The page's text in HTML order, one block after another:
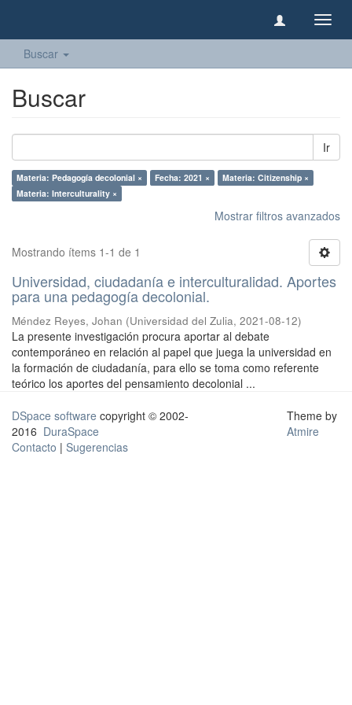
Buscar
Buscar
Ir
Materia: Pedagogía decolonial × Fecha: 2021 ×
Materia: Citizenship ×
Materia: Interculturality ×
Mostrar filtros avanzados
Mostrando ítems 1-1 de 1
Universidad, ciudadanía e interculturalidad. Aportes
para una pedagogía decolonial.
Méndez Reyes, Johan (Universidad del Zulia, 2021-08-12)
La presente investigación procura aportar al debate
contemporáneo en relación al papel que juega la universidad en
la formación de ciudadanía, para ello se toma como referente
teórico los aportes del pensamiento decolonial ...
DSpace software copyright © 2002-
2016 DuraSpace
Contacto | Sugerencias
Theme by
Atmire